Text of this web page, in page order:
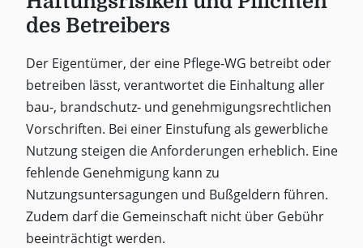
des Betreibers
Der Eigentümer, der eine Pflege-WG betreibt oder
betreiben lässt, verantwortet die Einhaltung aller
bau-, brandschutz- und genehmigungsrechtlichen
Vorschriften. Bei einer Einstufung als gewerbliche
Nutzung steigen die Anforderungen erheblich. Eine
fehlende Genehmigung kann zu
Nutzungsuntersagungen und Bußgeldern führen.
Zudem darf die Gemeinschaft nicht über Gebühr
beeinträchtigt werden.